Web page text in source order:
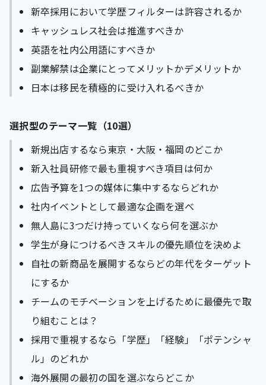
新卒採用において学歴フィルターは許容されるか
キャッシュレス社会は推進すべきか
英語を社内公用語にすべきか
副業解禁は企業にとってメリットかデメリットか
日本は移民を積極的に受け入れるべきか
選択型のテーマ一覧（10選）
新規出店するなら東京・大阪・福岡のどこか
新入社員研修で最も重視すべき項目は何か
広告予算を1つの媒体に集中するならどれか
社内イベントとして最適な企画を選べ
無人島に3つだけ持っていくなら何を選ぶか
学生が身につけるべきスキルの優先順位を決めよ
自社の新商品を展開するならどの年代をターゲット
にするか
チームのモチベーションを上げるために最優先で取
り組むことは？
採用で重視するなら「学歴」「経験」「ポテンシャ
ル」のどれか
海外展開の最初の国を選ぶならどこか